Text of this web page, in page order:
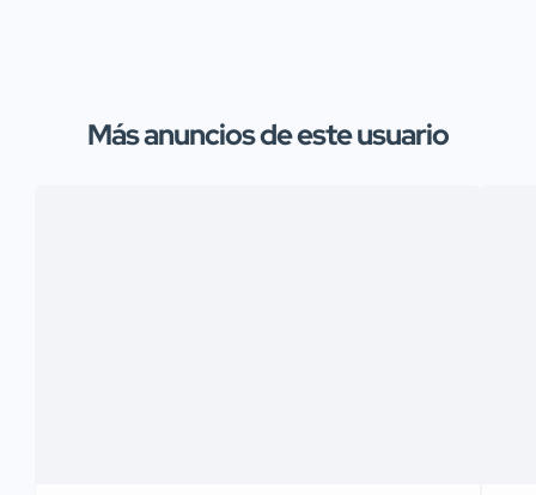
Más anuncios de este usuario